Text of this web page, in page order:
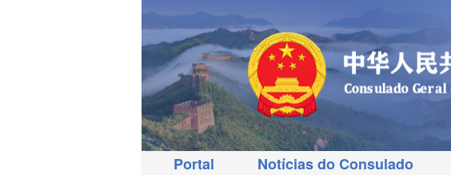
Portal Notícias do Consulado